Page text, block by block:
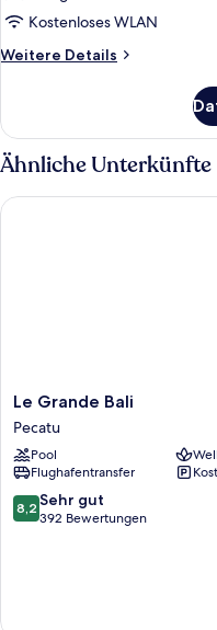
Gartenblick
Suite)
Kostenloses WLAN
Weitere Details
Weitere
Suite,
eigener
Pool,
Gartenblick
(Passion
Ähnliche Unterkünfte
Le
Grande
Bali
Pecatu
Le Grande Bali
Pecatu
Pool
Flughafentransfer
8.2
von
8,2 Sehr gut
392 Bewertungen
Le Grande Bali